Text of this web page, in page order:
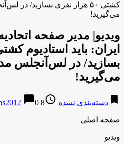
کشتی ۵۰ هزار نفری بسازید/ در
می‌گیرید!
ویدیو| مدیر صفحه
بسازید/ در لس‌آنجلس
می‌گیرید!
bookmark دسته‌بندی نشده access_time
8 months ago
chat_bubble0
صفحه اصلی
ویدیو